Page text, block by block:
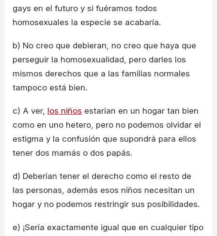
gays en el futuro y si fuéramos todos
homosexuales la especie se acabaría.
b) No creo que debieran, no creo que haya que
perseguir la homosexualidad, pero darles los
mismos derechos que a las familias normales
tampoco está bien.
c) A ver, los niños estarían en un hogar tan bien
como en uno hetero, pero no podemos olvidar el
estigma y la confusión que supondrá para ellos
tener dos mamás o dos papás.
d) Deberían tener el derecho como el resto de
las personas, además esos niños necesitan un
hogar y no podemos restringir sus posibilidades.
e) ¡Sería exactamente igual que en cualquier tipo